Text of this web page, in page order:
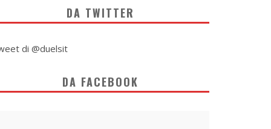
DA TWITTER
di @duelsit
DA FACEBOOK